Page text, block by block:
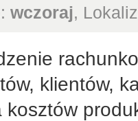
wczoraj,
klientów,
kosztów